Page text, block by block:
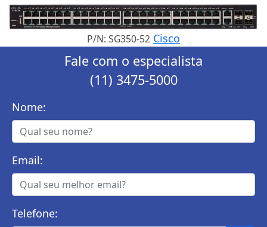
P/N: SG350-52 Cisco
Fale com o especialista
(11) 3475-5000
Nome:
Email:
Telefone: